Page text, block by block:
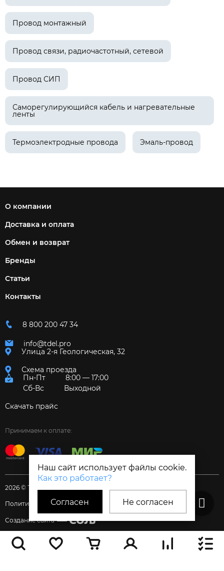
Наш сайт использует файлы cookie.
Как это работает?
Согласен Не согласен
Провод монтажный
Провод связи, радиочастотный, сетевой
Провод СИП
Саморегулирующийся кабель и нагревательные
ленты
Термоэлектродные провода Эмаль-провод
О компании
Доставка и оплата
Обмен и возврат
Бренды
Статьи
Контакты
8 800 200 47 34
info@tdel.pro
Улица 2-я Геологическая, 32
Схема проезда
Пн-Пт
8:00 — 17:00
Сб-Вс
Выходной
Скачать прайс
Принимаем к оплате:
2026 © Торговый дом «Электрум»
Политика и Согласия
Создание сайта